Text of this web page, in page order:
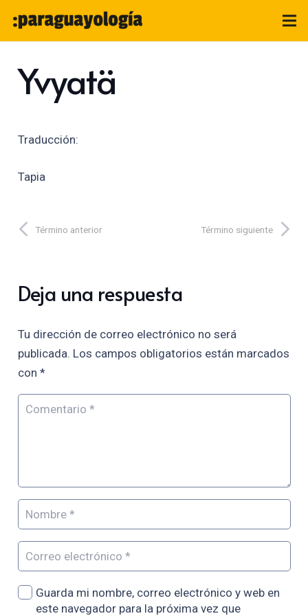
Yvyatä
Traducción:
Tapia
Término anterior Término siguiente
Deja una respuesta
Tu dirección de correo electrónico no será
publicada. Los campos obligatorios están marcados
con *
Guarda mi nombre, correo electrónico y web en
este navegador para la próxima vez que